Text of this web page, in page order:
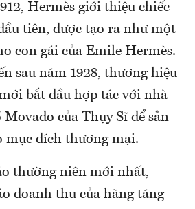
Hermès giới thiệu chiếc
tiên, được tạo ra như một
con gái của Emile Hermès.
sau năm 1928, thương hiệu
bắt đầu hợp tác với nhà
của Thụy Sĩ để sản
mục đích thương mại.
thường niên mới nhất,
doanh thu của hãng tăng